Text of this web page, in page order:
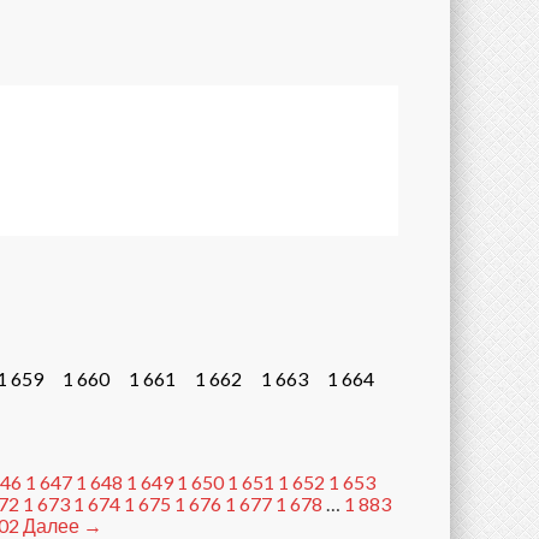
659 1 660 1 661 1 662 1 663 1 664
1 647 1 648 1 649 1 650 1 651 1 652 1 653
1 673 1 674 1 675 1 676 1 677 1 678 … 1 883
Далее →